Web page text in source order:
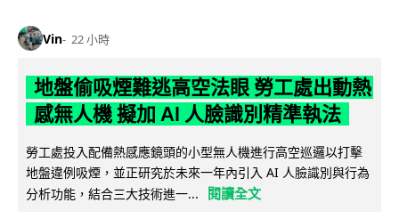
Vin 22 小時
地盤偷吸煙難逃高空法眼 勞工處出動熱
感無人機 擬加 AI 人臉識別精準執法
勞工處投入配備熱感應鏡頭的小型無人機進行高空巡邏以打擊
地盤違例吸煙，並正研究於未來一年內引入 AI 人臉識別與行為
分析功能，結合三大技術進一...
閱讀全文